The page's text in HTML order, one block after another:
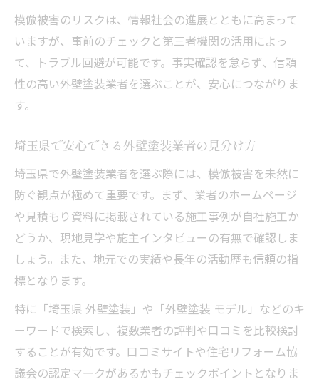
模倣業者が使う外壁塗装の手口と対策
安心の外壁塗装を実現する業者選びの極意
埼玉県で安心できる外壁塗装業者の特徴
外壁塗装の保証内容をしっかり比較しよう
優良な外壁塗装業者の見積もりポイント
外壁塗装のアフターサービスで安心を得る
外壁塗装の模倣トラブル回避のポイント
外壁塗装の模倣被害を防ぐ具体的な対策
埼玉県で増える外壁塗装トラブル例を紹介
外壁塗装の事例を活用したトラブル回避法
外壁塗装契約前に確認すべき重要事項
模倣を防ぐ外壁塗装の見積もりの見方とは
他社の真似に注意したい外壁塗装の実態
外壁塗装で他社の模倣が起きる理由を解説
模倣被害のリスクは、情報社会の進展とともに高まって
いますが、事前のチェックと第三者機関の活用によっ
て、トラブル回避が可能です。事実確認を怠らず、信頼
性の高い外壁塗装業者を選ぶことが、安心につながりま
す。
埼玉県で安心できる外壁塗装業者の見分け方
埼玉県で外壁塗装業者を選ぶ際には、模倣被害を未然に
防ぐ観点が極めて重要です。まず、業者のホームページ
や見積もり資料に掲載されている施工事例が自社施工か
どうか、現地見学や施主インタビューの有無で確認しま
しょう。また、地元での実績や長年の活動歴も信頼の指
標となります。
特に「埼玉県 外壁塗装」や「外壁塗装 モデル」などのキ
ーワードで検索し、複数業者の評判や口コミを比較検討
することが有効です。口コミサイトや住宅リフォーム協
議会の認定マークがあるかもチェックポイントとなりま